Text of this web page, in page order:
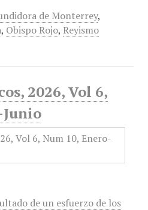
de Monterrey,
, Obispo Rojo, Reyismo
2026, Vol 6,
de un esfuerzo de los